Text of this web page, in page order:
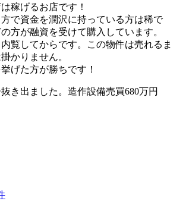
稼げるお店です！
で資金を潤沢に持っている方は稀で
方が融資を受けて購入しています。
覧してからです。この物件は売れるま
かりません。
げた方が勝ちです！
き出ました。造作設備売買680万円